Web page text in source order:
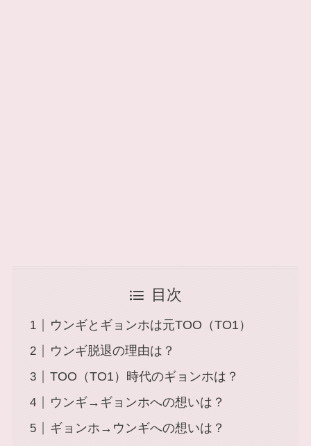
目次
ウンギとギョンホは元TOO（TO1）
ウンギ脱退の理由は？
TOO（TO1）時代のギョンホは？
ウンギ→ギョンホへの想いは？
ギョンホ→ウンギへの想いは？